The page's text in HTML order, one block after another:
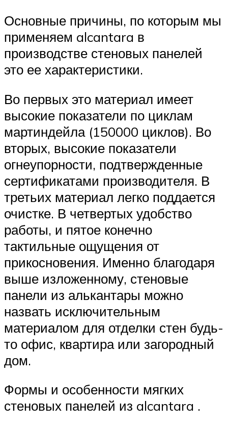
Основные причины, по которым мы
применяем alcantara в
производстве стеновых панелей
это ее характеристики.
Во первых это материал имеет
высокие показатели по циклам
мартиндейла (150000 циклов). Во
вторых, высокие показатели
огнеупорности, подтвержденные
сертификатами производителя. В
третьих материал легко поддается
очистке. В четвертых удобство
работы, и пятое конечно
тактильные ощущения от
прикосновения. Именно благодаря
выше изложенному, стеновые
панели из алькантары можно
назвать исключительным
материалом для отделки стен будь-
то офис, квартира или загородный
дом.
Формы и особенности мягких
стеновых панелей из alcantara .